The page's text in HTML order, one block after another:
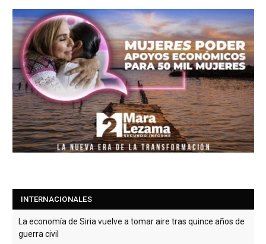
INTERNACIONALES
La economía de Siria vuelve a tomar aire tras quince años de
guerra civil